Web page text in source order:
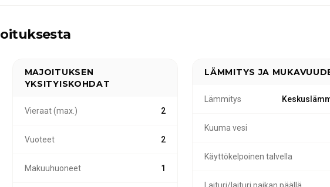
MAJOITUKSEN
YKSITYISKOHDAT
Vieraat (max.) 2
Vuoteet 2
Makuuhuoneet 1
LÄMMITYS JA
Lämmitys
Kuuma vesi
Käyttökelpoinen talvella